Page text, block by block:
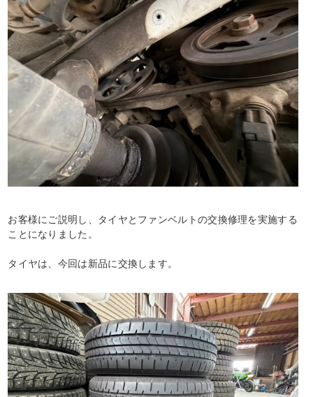
お客様にご説明し、タイヤとファンベルトの交換修理を実施する
ことになりました。
タイヤは、今回は新品に交換します。